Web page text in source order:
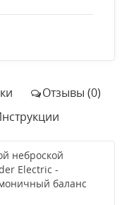
Отзывы (0)
неброской
Electric -
баланс